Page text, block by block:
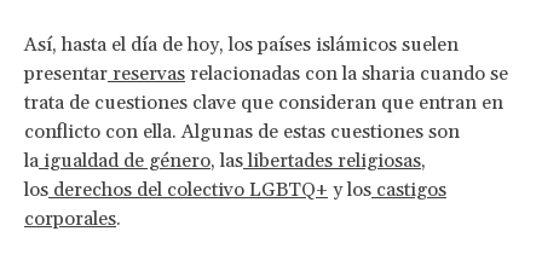
Así, hasta el día de hoy, los países islámicos suelen
presentar reservas relacionadas con la sharia cuando se
trata de cuestiones clave que consideran que entran en
conflicto con ella. Algunas de estas cuestiones son
la igualdad de género, laslibertades religiosas,
los derechos del colectivo LGBTQ+ y los castigos
corporales.